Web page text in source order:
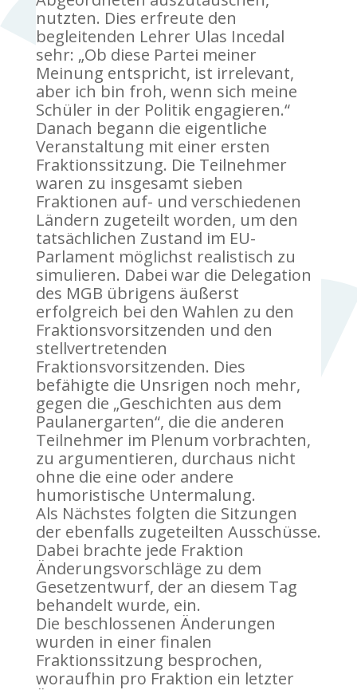
nutzten. Dies erfreute den
begleitenden Lehrer Ulas Incedal
sehr: „Ob diese Partei meiner
Meinung entspricht, ist irrelevant,
aber ich bin froh, wenn sich meine
Schüler in der Politik engagieren.“
Danach begann die eigentliche
Veranstaltung mit einer ersten
Fraktionssitzung. Die Teilnehmer
waren zu insgesamt sieben
Fraktionen auf- und verschiedenen
Ländern zugeteilt worden, um den
tatsächlichen Zustand im EU-
Parlament möglichst realistisch zu
simulieren. Dabei war die Delegation
des MGB übrigens äußerst
erfolgreich bei den Wahlen zu den
Fraktionsvorsitzenden und den
stellvertretenden
Fraktionsvorsitzenden. Dies
befähigte die Unsrigen noch mehr,
gegen die „Geschichten aus dem
Paulanergarten“, die die anderen
Teilnehmer im Plenum vorbrachten,
zu argumentieren, durchaus nicht
ohne die eine oder andere
humoristische Untermalung.
Als Nächstes folgten die Sitzungen
der ebenfalls zugeteilten Ausschüsse.
Dabei brachte jede Fraktion
Änderungsvorschläge zu dem
Gesetzentwurf, der an diesem Tag
behandelt wurde, ein.
Die beschlossenen Änderungen
wurden in einer finalen
Fraktionssitzung besprochen,
woraufhin pro Fraktion ein letzter